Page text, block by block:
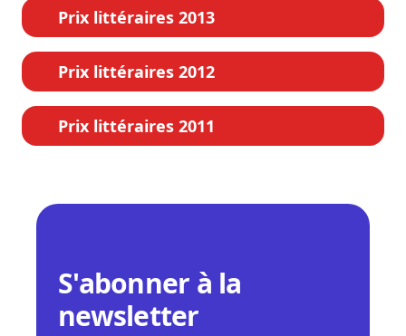
Prix littéraires 2013
Prix littéraires 2012
Prix littéraires 2011
S'abonner à la
newsletter